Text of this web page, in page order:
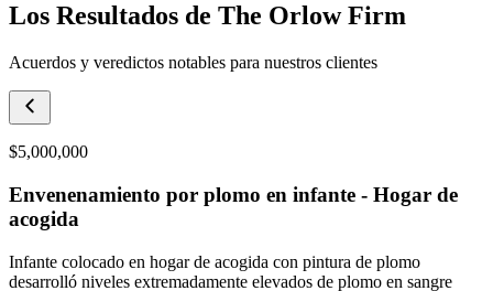
Los Resultados de The Orlow Firm
Acuerdos y veredictos notables para nuestros clientes
$5,000,000
Envenenamiento por plomo en infante - Hogar de
acogida
Infante colocado en hogar de acogida con pintura de plomo
desarrolló niveles extremadamente elevados de plomo en sangre